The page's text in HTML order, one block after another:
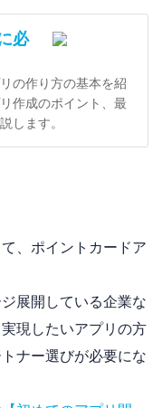
必
の作り方の基本を紹
作成のポイント、最
します。
、ポイントカードア
展開している企業な
現したいアプリの方
ナー選びが必要にな